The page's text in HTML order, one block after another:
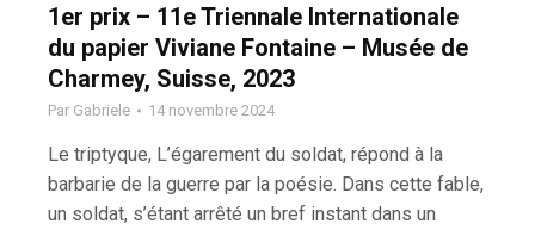
1er prix – 11e Triennale Internationale
du papier Viviane Fontaine – Musée de
Charmey, Suisse, 2023
Par Gabriele 14 novembre 2024
Le triptyque, L’égarement du soldat, répond à la
barbarie de la guerre par la poésie. Dans cette fable,
un soldat, s’étant arrêté un bref instant dans un